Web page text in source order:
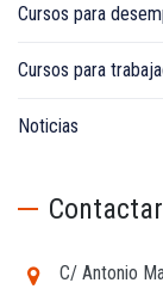
Cursos para
Cursos para
Noticias
Contactar
C/ Antonio